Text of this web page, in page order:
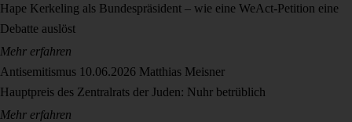
Hape Kerkeling als Bundespräsident – wie eine WeAct-Petition eine
Debatte auslöst
Mehr erfahren
Antisemitismus 10.06.2026 Matthias Meisner
Hauptpreis des Zentralrats der Juden: Nuhr betrüblich
Mehr erfahren